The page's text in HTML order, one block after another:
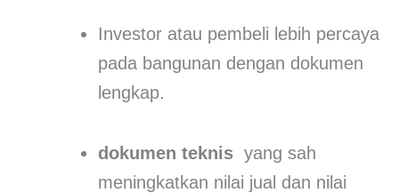
Investor atau pembeli lebih percaya
pada bangunan dengan dokumen
lengkap.
dokumen teknis yang sah
meningkatkan nilai jual dan nilai